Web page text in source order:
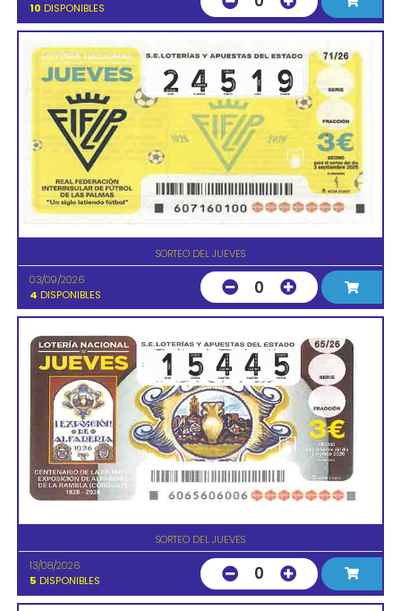
10 DISPONIBLES
SORTEO DEL JUEVES
03/09/2026
4 DISPONIBLES 0
SORTEO DEL JUEVES
13/08/2026
5 DISPONIBLES 0